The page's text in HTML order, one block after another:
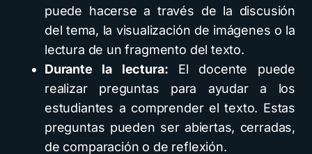
puede hacerse a través de la discusión
del tema, la visualización de imágenes o la
lectura de un fragmento del texto.
Durante la lectura: El docente puede
realizar preguntas para ayudar a los
estudiantes a comprender el texto. Estas
preguntas pueden ser abiertas, cerradas,
de comparación o de reflexión.